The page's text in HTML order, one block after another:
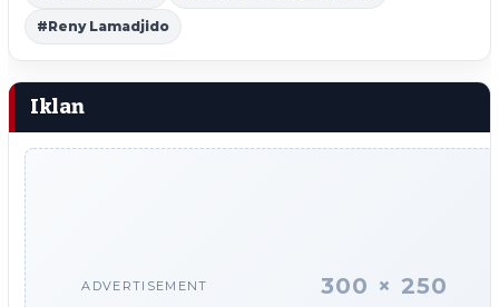
#Reny Lamadjido
Iklan
ADVERTISEMENT 300 × 250